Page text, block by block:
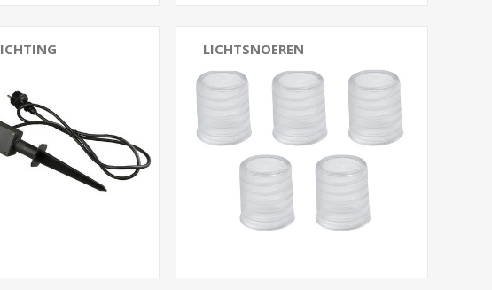
LICHTSNOEREN